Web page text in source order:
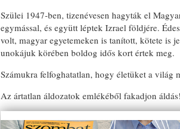
Szülei 1947-ben, tizenévesen hagyták el
egymással, és együtt léptek Izrael földjére.
volt, magyar egyetemeken is tanított, kötete is
unokájuk körében boldog idős kort értek meg.
Számukra felfoghatatlan, hogy életüket a világ
Az ártatlan áldozatok emlékéből fakadjon áldás!